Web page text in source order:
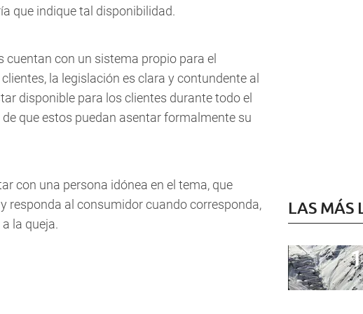
que indique tal disponibilidad.
con un sistema propio para el
la legislación es clara y contundente al
disponible para los clientes durante todo el
que estos puedan asentar formalmente su
con una persona idónea en el tema, que
responda al consumidor cuando corresponda,
la queja.
LAS MÁS